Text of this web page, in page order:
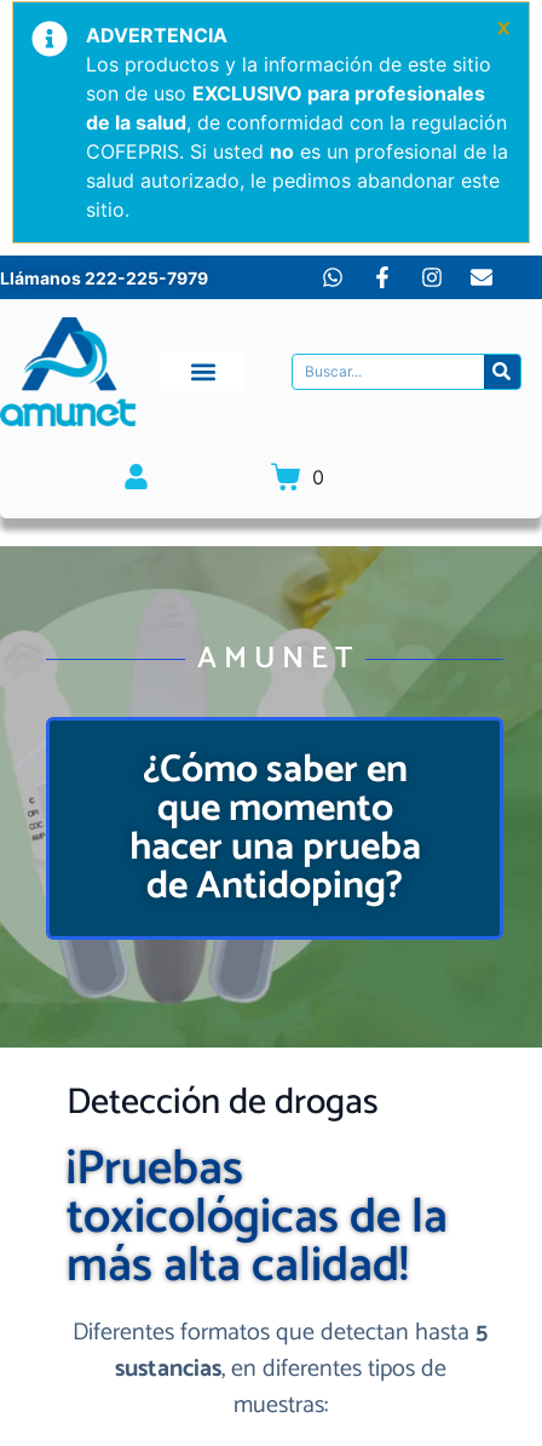
ADVERTENCIA
Los productos y la información de este sitio
son de uso EXCLUSIVO para profesionales
de la salud, de conformidad con la regulación
COFEPRIS. Si usted no es un profesional de la
salud autorizado, le pedimos abandonar este
sitio.
×
Llámanos 222-225-7979
0
A M U N E T
¿Cómo saber en
que momento
hacer una prueba
de Antidoping?
Detección de drogas
¡Pruebas
toxicológicas de la
más alta calidad!
Diferentes formatos que detectan hasta5
sustancias, en diferentes tipos de
muestras: